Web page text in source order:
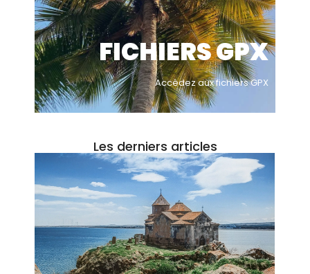
FICHIERS GPX
Accèdez aux fichiers GPX
Les derniers articles